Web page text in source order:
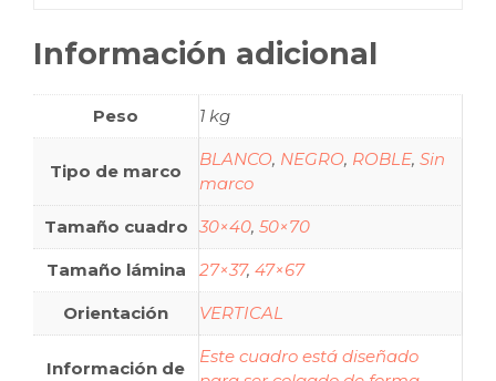
Información adicional
Peso 1 kg
Tipo de marco
BLANCO, NEGRO, ROBLE, Sin
marco
Tamaño cuadro 30×40, 50×70
Tamaño lámina 27×37, 47×67
Orientación VERTICAL
Información de
Este cuadro está diseñado